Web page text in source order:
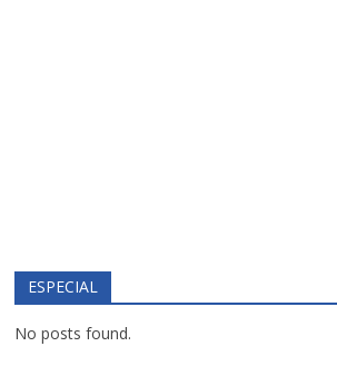
ESPECIAL
No posts found.